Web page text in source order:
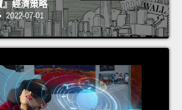
經濟策略
2022-07-01